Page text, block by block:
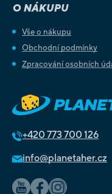
O NÁKUPU
Vše o nákupu
Obchodní podmínky
Zpracování osobních
+420 773 700 126
info@planetaher.cz